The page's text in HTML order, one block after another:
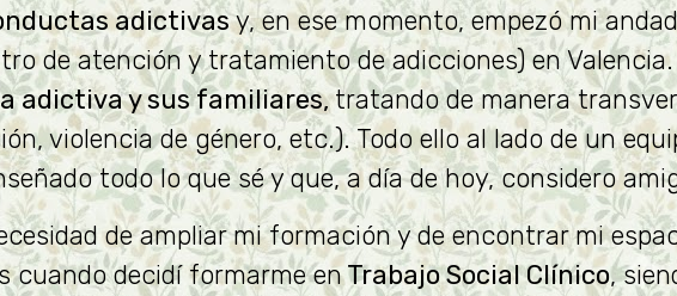
adictivasy, en ese momento, empezó mi
de atención y tratamiento de adicciones) en
adictiva y sus familiares,tratando de manera
violencia de género, etc.). Todo ello al lado de un
todo lo que sé y que, a día de hoy, considero
de ampliar mi formación y de encontrar mi
cuando decidí formarme enTrabajo Social Clínico,